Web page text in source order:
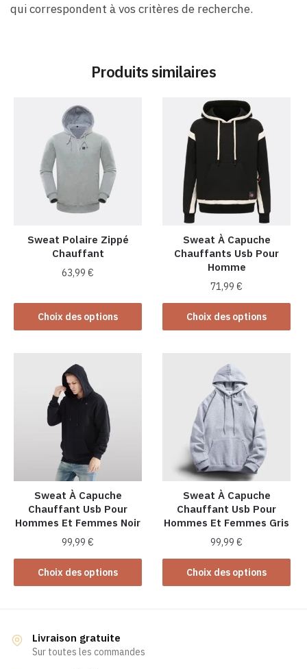
qui correspondent à vos critères de recherche.
Produits similaires
Sweat Polaire Zippé
Chauffant
63,99€
Choix des options
produit
a
variations.
Les
options
peuvent
choisies
sur
la
page
du
produit
Sweat À Capuche
Chauffants Usb Pour
Homme
71,99€
Choix des options
Ce
produit
plusieurs
variations.
Les
options
peuvent
être
choisies
sur
la
page
du
produit
Sweat À Capuche
Chauffant Usb Pour
Hommes Et Femmes Noir
99,99€
Choix des options
Ce
produit
variations.
Les
Sweat À Capuche
Chauffant Usb Pour
Hommes Et Femmes Gris
99,99€
Choix des options
Ce
produit
Livraison gratuite
Sur toutes les commandes